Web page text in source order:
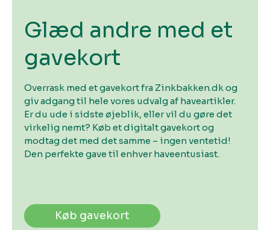
Glæd andre med et
gavekort
Overrask med et gavekort fra Zinkbakken.dk og
giv adgang til hele vores udvalg af haveartikler.
Er du ude i sidste øjeblik, eller vil du gøre det
virkelig nemt? Køb et digitalt gavekort og
modtag det med det samme – ingen ventetid!
Den perfekte gave til enhver haveentusiast.
Køb gavekort